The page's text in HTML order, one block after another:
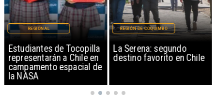
Estudiantes de Tocopilla
representarán a Chile en
campamento espacial de
la NASA
REGIONAL
La Serena: segundo
destino favorito en Chile
REGIÓN DE COQUIMBO